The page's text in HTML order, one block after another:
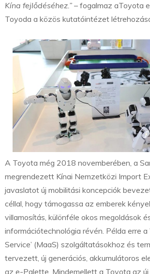
Kína fejlődéséhez.” – fogalmaz aToyota
Toyoda a közös kutatóintézet
A Toyota még 2018 novemberében, a
megrendezett Kínai Nemzetközi Import
javaslatot új mobilitási koncepciók
céllal, hogy támogassa az emberek
villamosítás, különféle okos megoldások
információtechnológia révén. Példa erre a
Service’ (MaaS) szolgáltatásokhoz és
tervezett, új generációs, akkumulátoros
az e-Palette. Mindemellett a Toyota az új